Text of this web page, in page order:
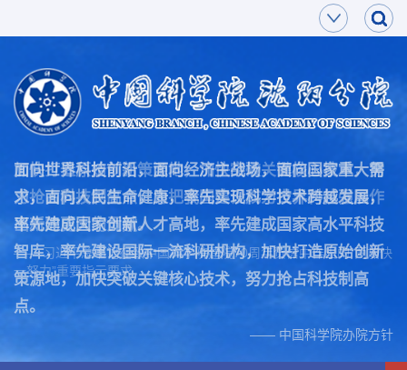
面向世界科技前沿，面向经济主战场，面向国家重大需
求，面向人民生命健康，率先实现科学技术跨越发展，
率先建成国家创新人才高地，率先建成国家高水平科技
智库，率先建设国际一流科研机构，加快打造原始创新
策源地，加快突破关键核心技术，努力抢占科技制高
点。
—— 中国科学院办院方针
加快打造原始创新策源地，加快突破关键核心技术，努
力抢占科技制高点，为把我国建设成为世界科技强国作
出新的更大的贡献。
—— 习近平总书记在致中国科学院建院70周年贺信中作出的“两加快
一努力”重要指示要求